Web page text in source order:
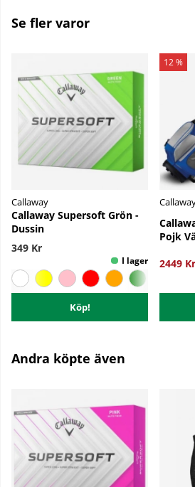
Se fler varor
Callaway
Callaway Supersoft Grön -
Dussin
349 Kr
Köp!
12 %
Pojk
2449 Kr
Andra köpte även